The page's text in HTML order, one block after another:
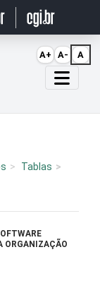
Tablas
ORGANIZAÇÃO
A+ A- A